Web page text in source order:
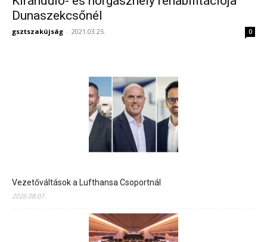
Dunaszekcsőnél
gsztszakújság - 2021.03.25. 0
Vezetőváltások a Lufthansa Csoportnál
2026.08.07.